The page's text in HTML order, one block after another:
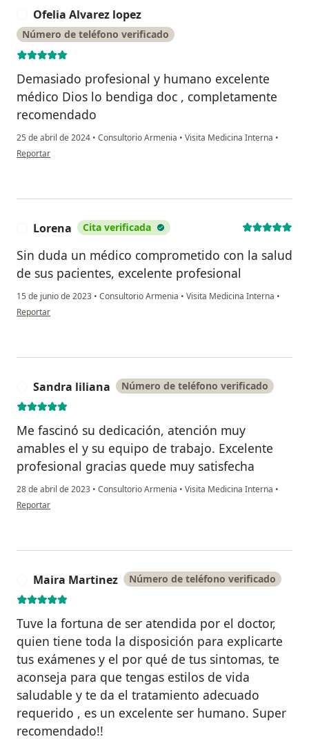
Ofelia Alvarez lopez
Número de teléfono verificado
Demasiado profesional y humano excelente
médico Dios lo bendiga doc , completamente
recomendado
25 de abril de 2024 • Consultorio Armenia • Visita Medicina Interna •
en opinión del usuario Ofelia Alvarez lopez
Reportar
Lorena Cita verificada
Sin duda un médico comprometido con la salud
de sus pacientes, excelente profesional
15 de junio de 2023 • Consultorio Armenia • Visita Medicina Interna •
en opinión del usuario Lorena
Reportar
Sandra liliana Número de teléfono verificado
Me fascinó su dedicación, atención muy
amables el y su equipo de trabajo. Excelente
profesional gracias quede muy satisfecha
28 de abril de 2023 • Consultorio Armenia • Visita Medicina Interna •
en opinión del usuario Sandra liliana
Reportar
Maira Martinez Número de teléfono verificado
Tuve la fortuna de ser atendida por el doctor,
quien tiene toda la disposición para explicarte
tus exámenes y el por qué de tus sintomas, te
aconseja para que tengas estilos de vida
saludable y te da el tratamiento adecuado
requerido , es un excelente ser humano. Super
recomendado!!